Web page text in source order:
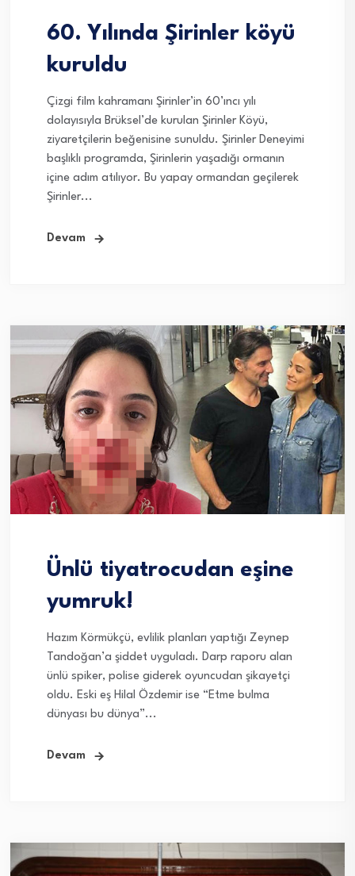
60. Yılında Şirinler köyü
kuruldu
Çizgi film kahramanı Şirinler’in 60’ıncı yılı
dolayısıyla Brüksel’de kurulan Şirinler Köyü,
ziyaretçilerin beğenisine sunuldu. Şirinler Deneyimi
başlıklı programda, Şirinlerin yaşadığı ormanın
içine adım atılıyor. Bu yapay ormandan geçilerek
Şirinler...
Devam
Ünlü tiyatrocudan eşine
yumruk!
Hazım Körmükçü, evlilik planları yaptığı Zeynep
Tandoğan’a şiddet uyguladı. Darp raporu alan
ünlü spiker, polise giderek oyuncudan şikayetçi
oldu. Eski eş Hilal Özdemir ise “Etme bulma
dünyası bu dünya”...
Devam